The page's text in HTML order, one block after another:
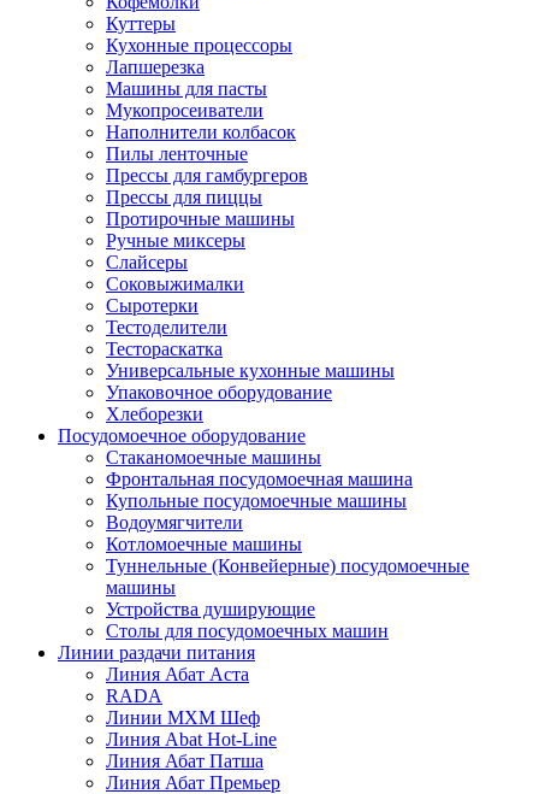
Куттеры
Кухонные процессоры
Лапшерезка
Машины для пасты
Мукопросеиватели
Наполнители колбасок
Пилы ленточные
Прессы для гамбургеров
Прессы для пиццы
Протирочные машины
Ручные миксеры
Слайсеры
Соковыжималки
Сыротерки
Тестоделители
Тестораскатка
Универсальные кухонные машины
Упаковочное оборудование
Хлеборезки
Посудомоечное оборудование
Стаканомоечные машины
Фронтальная посудомоечная машина
Купольные посудомоечные машины
Водоумягчители
Котломоечные машины
Туннельные (Конвейерные) посудомоечные
машины
Устройства душирующие
Столы для посудомоечных машин
Линии раздачи питания
Линия Абат Аста
RADA
Линии МХМ Шеф
Линия Abat Hot-Line
Линия Абат Патша
Линия Абат Премьер